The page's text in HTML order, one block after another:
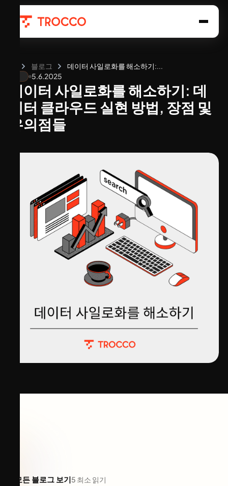
블로그
데이터 사일로화를 해소하기:...
5.6.2025
데이터 사일로화를 해소하기: 데
이터 클라우드 실현 방법, 장점 및
유의점들
모든 블로그 보기5 최소 읽기